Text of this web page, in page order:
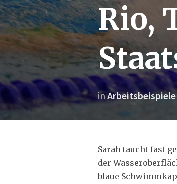
Rio,
in Arbeitsbeispiele
Sarah taucht fast
der
blaue